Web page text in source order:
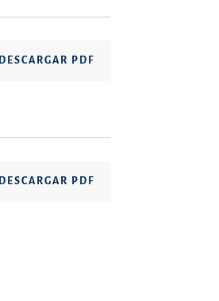
DESCARGAR PDF
DESCARGAR PDF